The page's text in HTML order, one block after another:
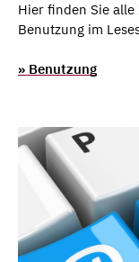
Hier finden Sie
Benutzung im
» Benutzung